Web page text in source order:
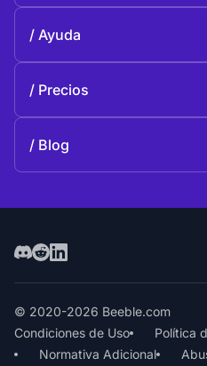
Historia
Ayuda
Contactos
Precios
Blog
© 2020-2026 Beeble.com
Condiciones de Uso
Política
Normativa Adicional